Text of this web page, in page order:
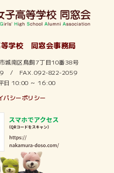
等学校 同窓会事務局
南区鳥飼7丁目10番38号
/ FAX.092-822-2059
日 10:00 ～ 16:00
バシーポリシー